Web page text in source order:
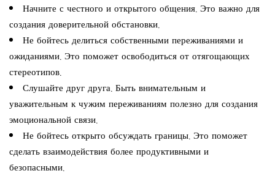
Начните с честного и открытого общения. Это важно для
создания доверительной обстановки.
Не бойтесь делиться собственными переживаниями и
ожиданиями. Это поможет освободиться от отягощающих
стереотипов.
Слушайте друг друга. Быть внимательным и
уважительным к чужим переживаниям полезно для создания
эмоциональной связи.
Не бойтесь открыто обсуждать границы. Это поможет
сделать взаимодействия более продуктивными и
безопасными.